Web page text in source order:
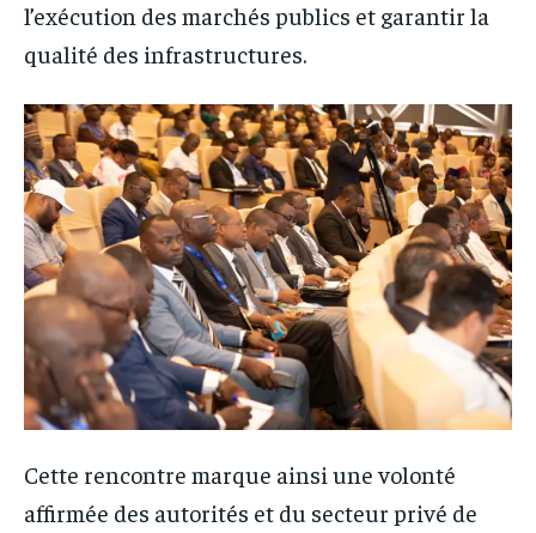
l’exécution des marchés publics et garantir la
qualité des infrastructures.
Cette rencontre marque ainsi une volonté
affirmée des autorités et du secteur privé de